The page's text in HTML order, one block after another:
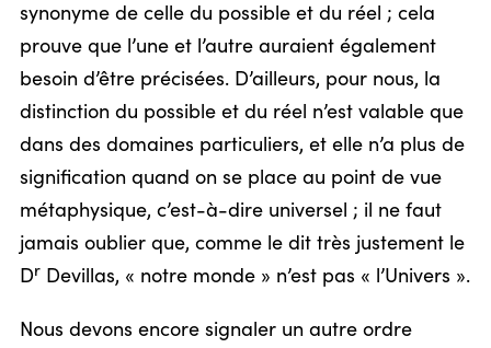
synonyme de celle du possible et du réel ; cela
prouve que l’une et l’autre auraient également
besoin d’être précisées. D’ailleurs, pour nous, la
distinction du possible et du réel n’est valable que
dans des domaines particuliers, et elle n’a plus de
signification quand on se place au point de vue
métaphysique, c’est-à-dire universel ; il ne faut
jamais oublier que, comme le dit très justement le
Dr Devillas, « notre monde » n’est pas « l’Univers ».
Nous devons encore signaler un autre ordre